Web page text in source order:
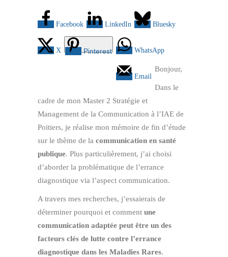
Facebook LinkedIn Bluesky
X Pinterest WhatsApp
Email
Bonjour,
Dans le
cadre de mon Master 2 Stratégie et
Management de la Communication à l’IAE de
Poitiers, je réalise mon mémoire de fin d’étude
sur le thème de la communication en santé
publique. Plus particulièrement, j’ai choisi
d’aborder la problématique de l’errance
diagnostique via l’aspect communication.
A travers mes recherches, j’essaierais de
déterminer pourquoi et comment une
communication adaptée peut être un des
facteurs clés de lutte contre l’errance
diagnostique dans les Maladies Rares.